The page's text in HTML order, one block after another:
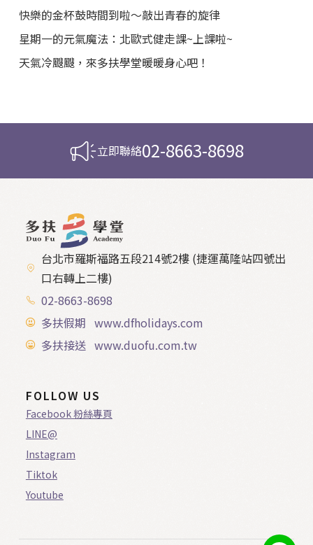
快樂的金杯鼓時間到啦～敲出青春的旋律
星期一的元氣魔法：北歐式健走課~上課啦~
天氣冷颼颼，來多扶學堂暖暖身心吧！
立即聯絡02-8663-8698
台北市羅斯福路五段214號2樓 (捷運萬隆站四號出
口右轉上二樓)
02-8663-8698
多扶假期 www.dfholidays.com
多扶接送 www.duofu.com.tw
FOLLOW US
Facebook 粉絲專頁
LINE@
Instagram
Tiktok
Youtube